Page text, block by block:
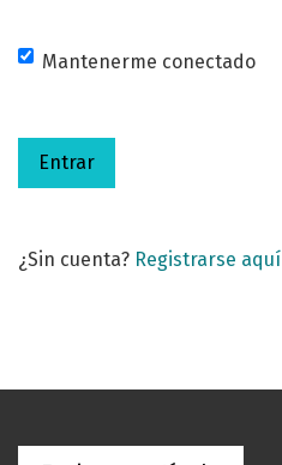
Mantenerme conectado
Entrar
¿Sin cuenta? Registrarse aquí